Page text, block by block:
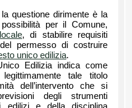
questione dirimente è la
per il Comune,
, di stabilire requisiti
permesso di costruire
unico edilizia.
Edilizia indica come
tale titolo
dell’intervento che si
degli strumenti